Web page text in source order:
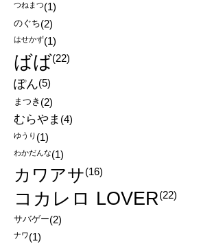
つねまつ(1)
のぐち(2)
はせかず(1)
ばば(22)
ぽん(5)
まつき (2)
むらやま (4)
ゆうり (1)
わかだんな(1)
カワアサ(16)
コカレロ LOVER(22)
サバゲー(2)
ナワ(1)